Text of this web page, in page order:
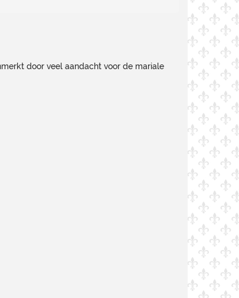
door veel aandacht voor de mariale